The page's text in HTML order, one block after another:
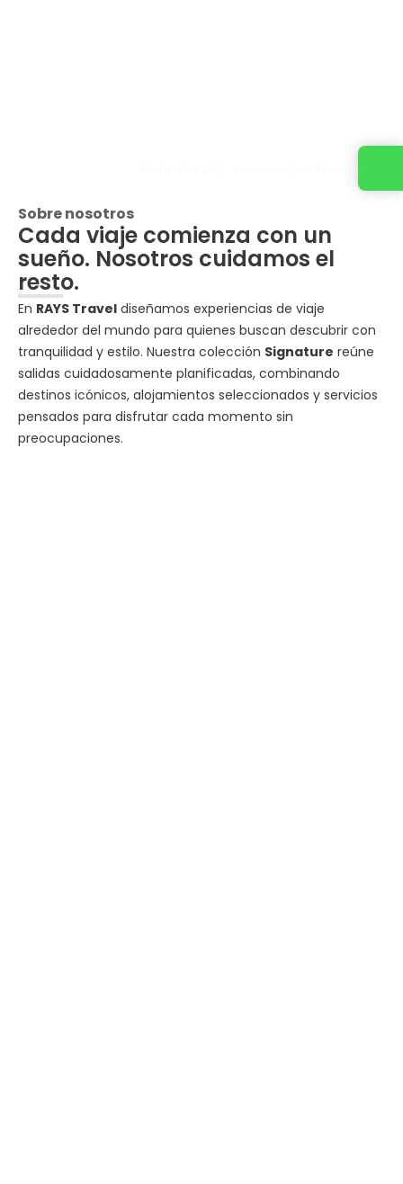
Sobre nosotros
Cada viaje comienza con un
sueño. Nosotros cuidamos el
resto.
En RAYS Travel diseñamos experiencias de viaje
alrededor del mundo para quienes buscan descubrir con
tranquilidad y estilo. Nuestra colección Signature reúne
salidas cuidadosamente planificadas, combinando
destinos icónicos, alojamientos seleccionados y servicios
pensados para disfrutar cada momento sin
preocupaciones.